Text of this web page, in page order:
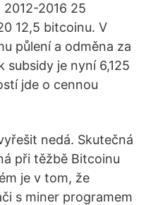
2016 25
12,5 bitcoinu. V
půlení a odměna za
je nyní 6,125
jde o cennou
nedá. Skutečná
při těžbě Bitcoinu
je v tom, že
s miner programem